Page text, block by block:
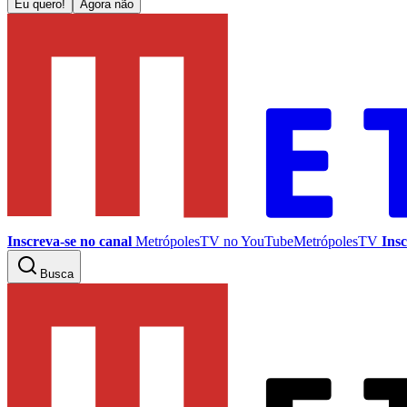
Eu quero! Agora não
Inscreva-se no canal MetrópolesTV noYouTubeMetrópolesTV
Busca